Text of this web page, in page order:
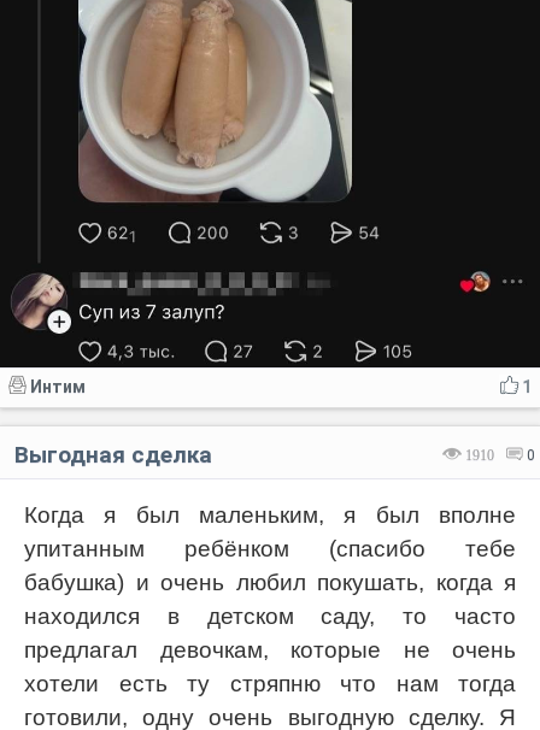
1
Интим
1910 0
Выгодная сделка
Когда я был маленьким, я был вполне
упитанным ребёнком (спасибо тебе
бабушка) и очень любил покушать, когда я
находился в детском саду, то часто
предлагал девочкам, которые не очень
хотели есть ту стряпню что нам тогда
готовили, одну очень выгодную сделку. Я